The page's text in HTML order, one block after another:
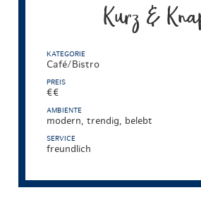
Kurz &
KATEGORIE
Café/Bistro
PREIS
€€
AMBIENTE
modern, trendig, belebt
SERVICE
freundlich